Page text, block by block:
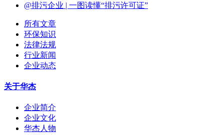
@排污企业 | 一图读懂“排污许可证”
所有文章
环保知识
法律法规
行业新闻
企业动态
关于华杰
企业简介
企业文化
华杰人物